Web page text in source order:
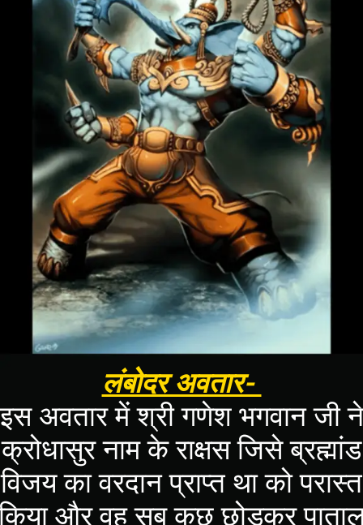
लंबोदर अवतार-
इस अवतार में श्री गणेश भगवान जी ने
क्रोधासुर नाम के राक्षस जिसे ब्रह्मांड
विजय का वरदान प्राप्त था को परास्त
और वह सब कुछ छोड़कर